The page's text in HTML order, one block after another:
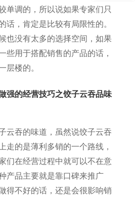
单调的，所以说如果专家们只
话，肯定是比较有局限性的。
也没有太多的选择空间，如果
些用于搭配销售的产品的话，
层楼的。
强的经营技巧之饺子云吞品味
云吞的味道，虽然说饺子云吞
走的是薄利多销的一个路线，
们在经营过程中就可以不在意
产品主要就是靠口碑来推广
得不好的话，还是会很影响销